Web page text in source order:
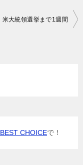
米大統領選挙まで1週間
BEST CHOICEで！